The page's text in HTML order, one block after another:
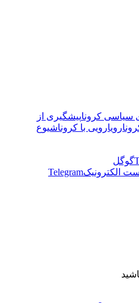
سیاسی کروناپیشگیری از
رویارویی با کروناشیوع
گوگل
الکترونیکTelegram